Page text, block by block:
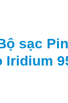
sạc Pin
Iridium